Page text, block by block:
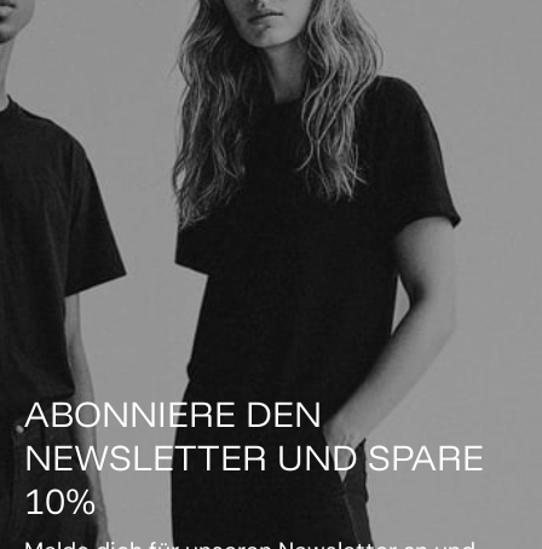
ABONNIERE DEN
NEWSLETTER UND SPARE
10%